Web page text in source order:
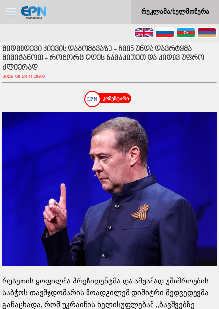
რეკლამა/ხელმოწერა
მედვედევი კიევის დაბომბვაზე - ჩვენ უნდა დავრტყმა
მივიტანოთ - როგორც დღეს გავაკეთეთ და კიდევ უფრო
ძლიერად
2026-05-24 11:05:00
კომენტარი
რუსეთის ყოფილმა პრეზიდენტმა და ამჟამად უშიშროების
საბჭოს თავმჯდომარის მოადგილემ დიმიტრი მედვედევმა
განაცხადა, რომ უკრაინის ხელისუფლებამ „ბავშვებზე